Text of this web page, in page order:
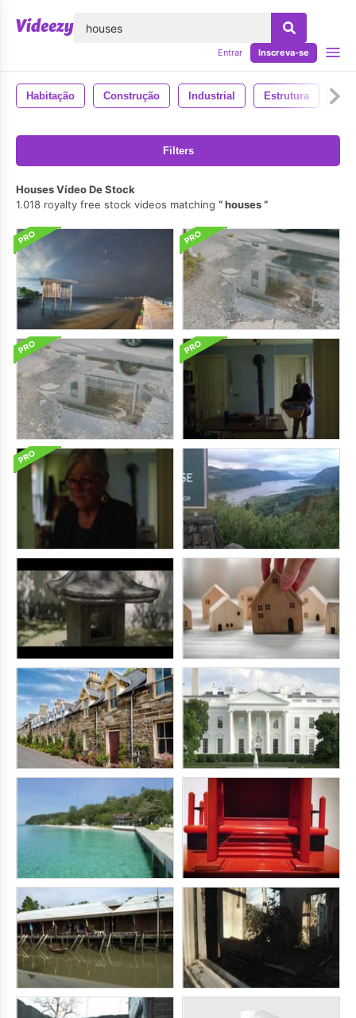
Entrar Inscreva-se
Habitação Construção Industrial Estrutura
Filters
Houses Vídeo De Stock
1.018 royalty free stock videos matching
houses